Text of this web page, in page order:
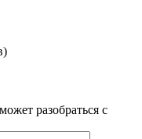
разобраться с